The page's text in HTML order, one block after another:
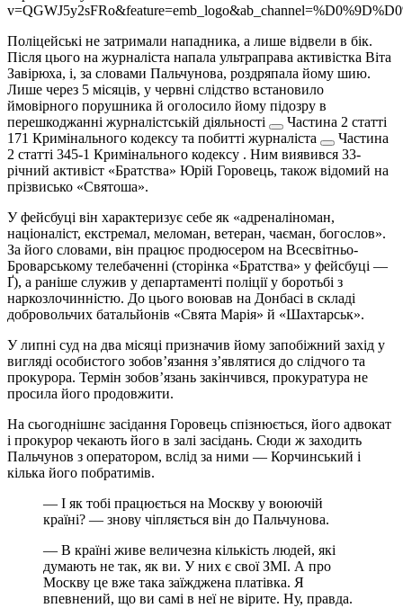
Поліцейські не затримали нападника, а лише відвели в бік.
Після цього на журналіста напала ультраправа активістка Віта
Завірюха, і, за словами Пальчунова, роздряпала йому шию.
Лише через 5 місяців, у червні слідство встановило
ймовірного порушника й оголосило йому підозру в
перешкоджанні журналістській діяльності
Частина 2 статті
171 Кримінального кодексу та побитті журналіста
Частина
2 статті 345-1 Кримінального кодексу . Ним виявився 33-
річний активіст «Братства» Юрій Горовець, також відомий на
прізвисько «Святоша».
У фейсбуці він характеризує себе як «адреналіноман,
націоналіст, екстремал, меломан, ветеран, чаєман, богослов».
За його словами, він працює продюсером на Всесвітньо-
Броварському телебаченні (сторінка «Братства» у фейсбуці —
Ґ), а раніше служив у департаменті поліції у боротьбі з
наркозлочинністю. До цього воював на Донбасі в складі
добровольчих батальйонів «Свята Марія» й «Шахтарськ».
У липні суд на два місяці призначив йому запобіжний захід у
вигляді особистого зобов’язання з’являтися до слідчого та
прокурора. Термін зобов’язань закінчився, прокуратура не
просила його продовжити.
На сьогоднішнє засідання Горовець спізнюється, його адвокат
і прокурор чекають його в залі засідань. Сюди ж заходить
Пальчунов з оператором, вслід за ними — Корчинський і
кілька його побратимів.
— І як тобі працюється на Москву у воюючій
країні? — знову чіпляється він до Пальчунова.
— В країні живе величезна кількість людей, які
думають не так, як ви. У них є свої ЗМІ. А про
Москву це вже така заїжджена платівка. Я
впевнений, що ви самі в неї не вірите. Ну, правда.